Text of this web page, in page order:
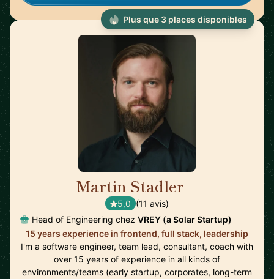
Martin Stadler
5,0 (11 avis)
Head of Engineering chez VREY (a Solar Startup)
15 years experience in frontend, full stack, leadership
I'm a software engineer, team lead, consultant, coach with
over 15 years of experience in all kinds of
environments/teams (early startup, corporates, long-term
Plus que 3 places disponibles